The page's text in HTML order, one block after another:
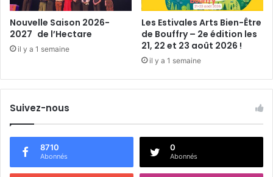
Nouvelle Saison 2026-
2027 de l’Hectare
il y a 1 semaine
Les Estivales Arts Bien-Être
de Bouffry – 2e édition les
21, 22 et 23 août 2026 !
il y a 1 semaine
Suivez-nous
8710
Abonnés
0
Abonnés